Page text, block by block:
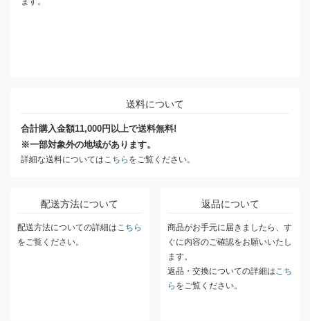
送料について
合計購入金額11,000円以上で送料無料!
配送方法について 返品について
商品がお手元に届きましたら、す
ぐに内容のご確認をお願いいたし
ます。